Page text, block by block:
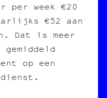
per week €20
€52 aan
Dat is meer
op een